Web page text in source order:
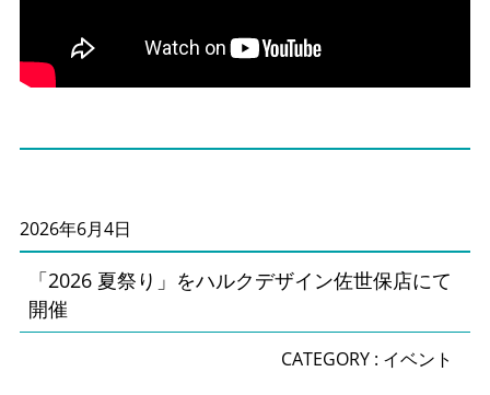
2026年6月4日
「2026 夏祭り」をハルクデザイン佐世保店にて
開催
CATEGORY : イベント